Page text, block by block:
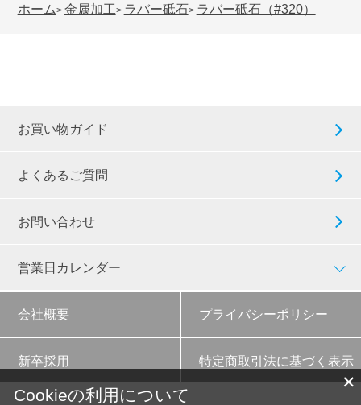
ホーム> 金属加工> ラバー砥石> ラバー砥石（#320）
お買い物ガイド
よくあるご質問
お問い合わせ
営業日カレンダー
会社概要 プライバシーポリシー
新卒採用 特定商取引法に基づく表示
✕
Cookieの利用について